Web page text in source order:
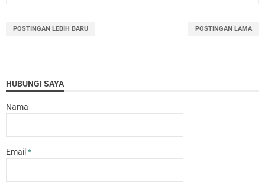
POSTINGAN LEBIH BARU POSTINGAN LAMA
HUBUNGI SAYA
Nama
Email *